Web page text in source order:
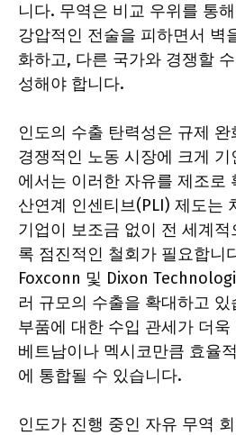
니다. 무역은 비교 우위를 통
강압적인 전술을 피하면서 벽
화하고, 다른 국가와 경쟁할
성해야 합니다.
인도의 수출 탄력성은 규제
경쟁적인 노동 시장에 크게
에서는 이러한 자유를 제조로
산연계 인센티브(PLI) 제도는
기업이 보조금 없이 전 세계
록 점진적인 철회가 필요합니
Foxconn 및 Dixon
러 규모의 수출을 확대하고
부품에 대한 수입 관세가 더
베트남이나 멕시코만큼 효율
에 통합될 수 있습니다.
인도가 진행 중인 자유 무역